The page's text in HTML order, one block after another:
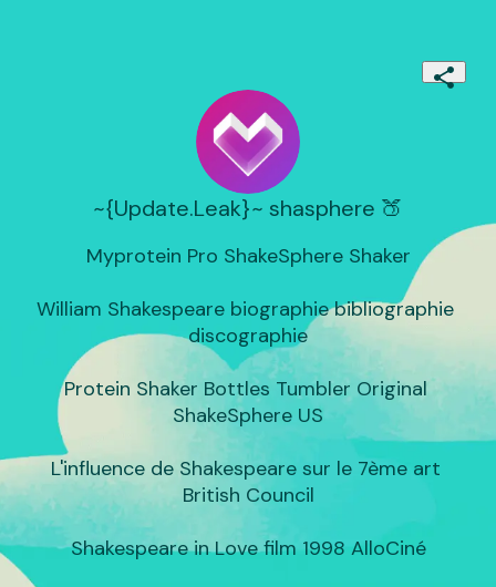
~{Update.Leak}~ shasphere 🍑
Myprotein Pro ShakeSphere Shaker
William Shakespeare biographie bibliographie
discographie
Protein Shaker Bottles Tumbler Original
ShakeSphere US
L'influence de Shakespeare sur le 7ème art
British Council
Shakespeare in Love film 1998 AlloCiné